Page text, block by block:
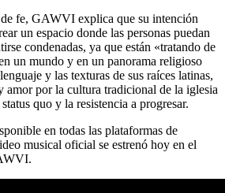
fe, GAWVI explica que su intención
un espacio donde las personas puedan
condenadas, ya que están «tratando de
un mundo y en un panorama religioso
y las texturas de sus raíces latinas,
por la cultura tradicional de la iglesia
quo y la resistencia a progresar.
en todas las plataformas de
musical oficial se estrenó hoy en el